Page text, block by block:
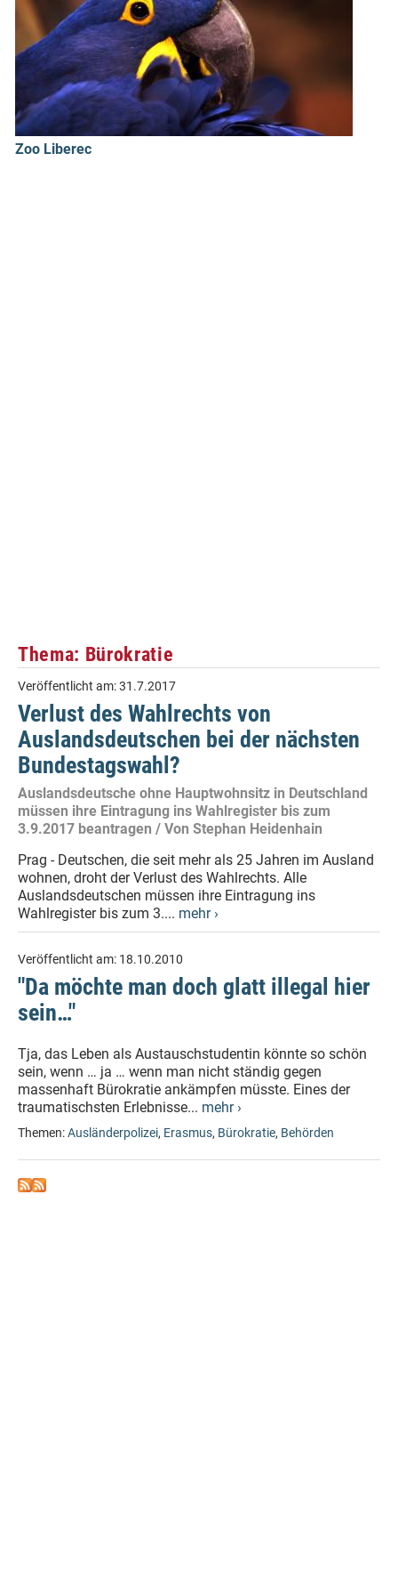
Zoo Liberec
Thema: Bürokratie
Veröffentlicht am:31.7.2017
Verlust des Wahlrechts von
Auslandsdeutschen bei der nächsten
Bundestagswahl?
Auslandsdeutsche ohne Hauptwohnsitz in Deutschland
müssen ihre Eintragung ins Wahlregister bis zum
3.9.2017 beantragen / Von Stephan Heidenhain
Prag - Deutschen, die seit mehr als 25 Jahren im Ausland
wohnen, droht der Verlust des Wahlrechts. Alle
Auslandsdeutschen müssen ihre Eintragung ins
Wahlregister bis zum 3.... mehr ›
Veröffentlicht am: 18.10.2010
"Da möchte man doch glatt illegal hier
sein…"
Tja, das Leben als Austauschstudentin könnte so schön
sein, wenn … ja … wenn man nicht ständig gegen
massenhaft Bürokratie ankämpfen müsste. Eines der
traumatischsten Erlebnisse... mehr ›
Themen:Ausländerpolizei, Erasmus, Bürokratie, Behörden